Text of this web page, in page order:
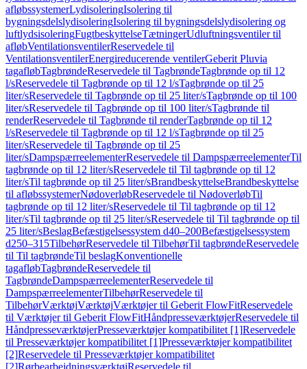
afløbssystemerLydisoleringIsolering til
bygningsdelslydisoleringIsolering til bygningsdelslydisolering og
luftlydsisoleringFugtbeskyttelseTætningerUdluftningsventiler til
afløbVentilationsventilerReservedele til
VentilationsventilerEnergireducerende ventilerGeberit Pluvia
tagafløbTagbrøndeReservedele til TagbrøndeTagbrønde op til 12
l/sReservedele til Tagbrønde op til 12 l/sTagbrønde op til 25
liter/sReservedele til Tagbrønde op til 25 liter/sTagbrønde op til 100
liter/sReservedele til Tagbrønde op til 100 liter/sTagbrønde til
renderReservedele til Tagbrønde til renderTagbrønde op til 12
l/sReservedele til Tagbrønde op til 12 l/sTagbrønde op til 25
liter/sReservedele til Tagbrønde op til 25
liter/sDampspærreelementerReservedele til DampspærreelementerTil
tagbrønde op til 12 liter/sReservedele til Til tagbrønde op til 12
liter/sTil tagbrønde op til 25 liter/sBrandbeskyttelseBrandbeskyttelse
til afløbssystemerNødoverløbReservedele til NødoverløbTil
tagbrønde op til 12 liter/sReservedele til Til tagbrønde op til 12
liter/sTil tagbrønde op til 25 liter/sReservedele til Til tagbrønde op til
25 liter/sBeslagBefæstigelsessystem d40–200Befæstigelsessystem
d250–315TilbehørReservedele til TilbehørTil tagbrøndeReservedele
til Til tagbrøndeTil beslagKonventionelle
tagafløbTagbrøndeReservedele til
TagbrøndeDampspærreelementerReservedele til
DampspærreelementerTilbehørReservedele til
TilbehørVærktøjVærktøjVærktøjer til Geberit FlowFitReservedele
til Værktøjer til Geberit FlowFitHåndpresseværktøjerReservedele til
HåndpresseværktøjerPresseværktøjer kompatibilitet [1]Reservedele
til Presseværktøjer kompatibilitet [1]Presseværktøjer kompatibilitet
[2]Reservedele til Presseværktøjer kompatibilitet
[2]RørbearbejdningsværktøjReservedele til